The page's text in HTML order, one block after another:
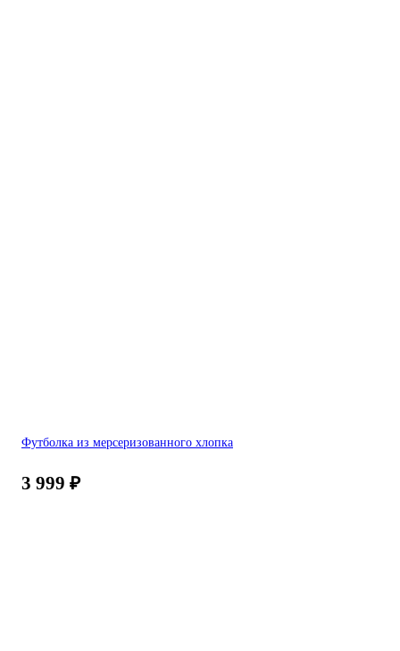
Футболка из мерсеризованного хлопка
3 999 ₽